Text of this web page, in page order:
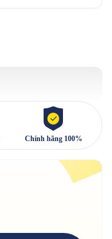
Chính hãng 100%